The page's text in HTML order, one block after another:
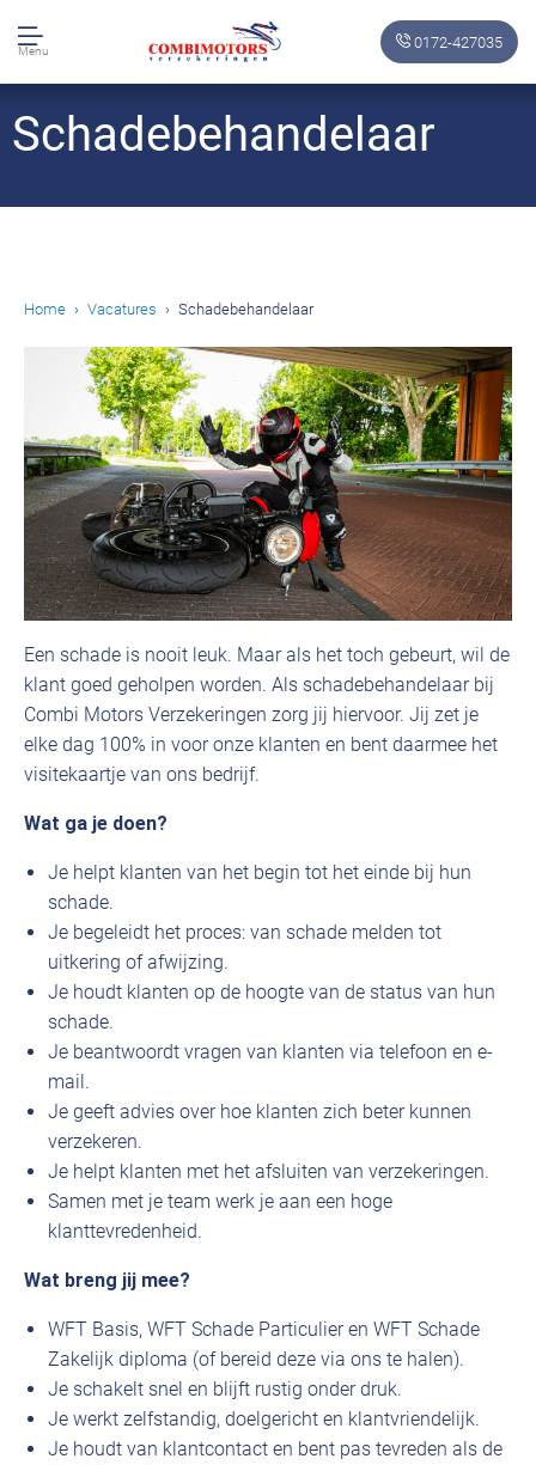
Menu 0172-427035
Schadebehandelaar
Home Vacatures Schadebehandelaar
Een schade is nooit leuk. Maar als het toch gebeurt, wil de
klant goed geholpen worden. Als schadebehandelaar bij
Combi Motors Verzekeringen zorg jij hiervoor. Jij zet je
elke dag 100% in voor onze klanten en bent daarmee het
visitekaartje van ons bedrijf.
Wat ga je doen?
Je helpt klanten van het begin tot het einde bij hun
schade.
Je begeleidt het proces: van schade melden tot
uitkering of afwijzing.
Je houdt klanten op de hoogte van de status van hun
schade.
Je beantwoordt vragen van klanten via telefoon en e-
mail.
Je geeft advies over hoe klanten zich beter kunnen
verzekeren.
Je helpt klanten met het afsluiten van verzekeringen.
Samen met je team werk je aan een hoge
klanttevredenheid.
Wat breng jij mee?
WFT Basis, WFT Schade Particulier en WFT Schade
Zakelijk diploma (of bereid deze via ons te halen).
Je schakelt snel en blijft rustig onder druk.
Je werkt zelfstandig, doelgericht en klantvriendelijk.
Je houdt van klantcontact en bent pas tevreden als de